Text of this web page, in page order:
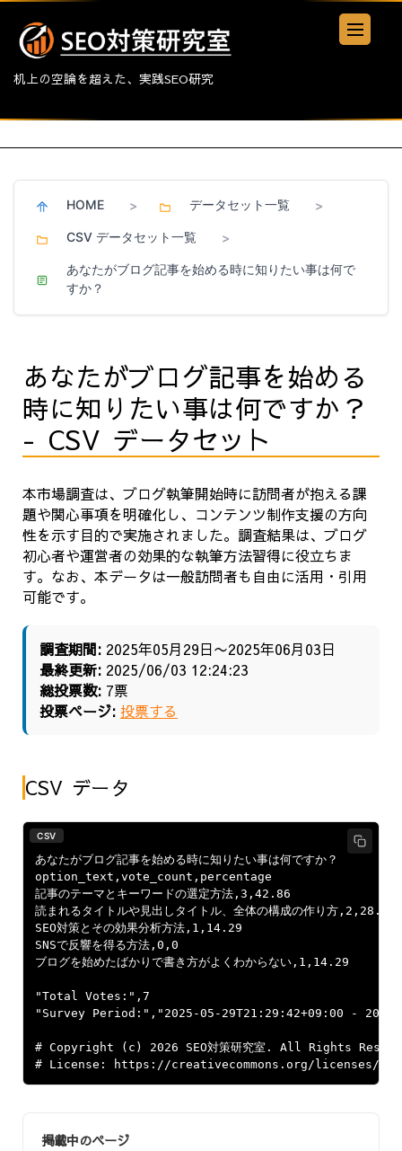
机上の空論を超えた、実践SEO研究
HOME > データセット一覧 >
CSV データセット一覧 >
あなたがブログ記事を始める時に知りたい事は何で
すか？
あなたがブログ記事を始める
時に知りたい事は何ですか？
- CSV データセット
本市場調査は、ブログ執筆開始時に訪問者が抱える課
題や関心事項を明確化し、コンテンツ制作支援の方向
性を示す目的で実施されました。調査結果は、ブログ
初心者や運営者の効果的な執筆方法習得に役立ちま
す。なお、本データは一般訪問者も自由に活用・引用
可能です。
調査期間: 2025年05月29日〜2025年06月03日
最終更新: 2025/06/03 12:24:23
総投票数: 7票
投票ページ: 投票する
CSV データ
CSV
﻿あなたがブログ記事を始める時に知りたい事は何ですか？
option_text,vote_count,percentage
記事のテーマとキーワードの選定方法,3,42.86
読まれるタイトルや見出しタイトル、全体の構成の作り方,2,28.57
SEO対策とその効果分析方法,1,14.29
SNSで反響を得る方法,0,0
ブログを始めたばかりで書き方がよくわからない,1,14.29
"Total Votes:",7
"Survey Period:","2025-05-29T21:29:42+09:00 - 2025-
# Copyright (c) 2026 SEO対策研究室. All Rights
掲載中のページ